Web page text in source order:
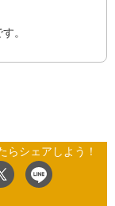
。
らシェアしよう！